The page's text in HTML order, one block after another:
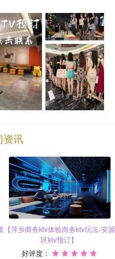
资讯
【萍乡商务ktv体验商务ktv玩法-安源
区ktv预订】
好评度：